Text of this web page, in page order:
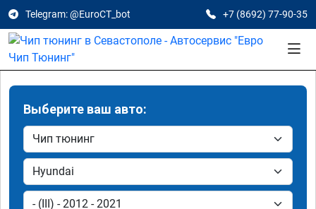
Telegram: @EuroCT_bot +7 (8692) 77-90-35
Выберите ваш авто: